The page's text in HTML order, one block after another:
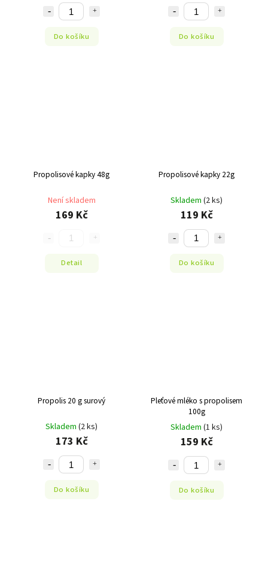
Do košíku Do košíku
Propolisové kapky 48g
Není skladem
169 Kč
Detail
Propolisové kapky 22g
Skladem (2 ks)
119 Kč
Do košíku
Propolis 20 g surový
Skladem (2 ks)
173 Kč
Do košíku
Pleťové mléko s propolisem
100g
Skladem (1 ks)
159 Kč
Do košíku